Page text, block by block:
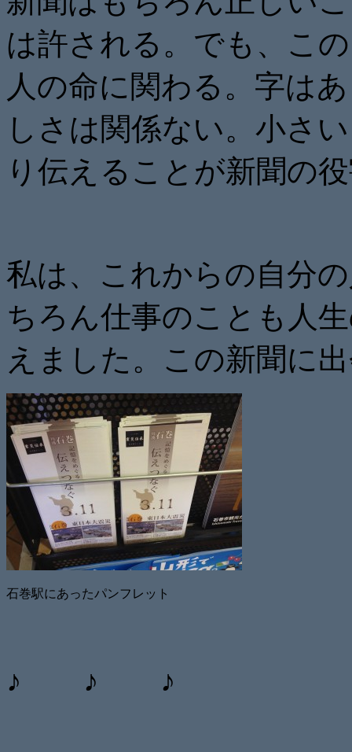
は許される。でも、こ
人の命に関わる。字は
しさは関係ない。小さ
り伝えることが新聞の
私は、これからの自分
ちろん仕事のことも人
えました。この新聞に
石巻駅にあったパンフレット
♪ ♪ ♪